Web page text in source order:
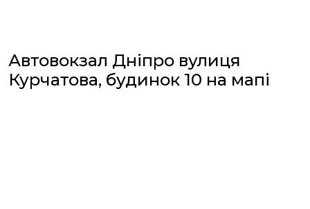
Автовокзал Дніпро вулиця
Курчатова, будинок 10 на мапі